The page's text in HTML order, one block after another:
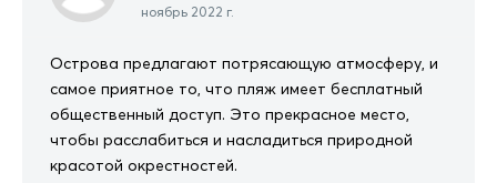
ноябрь 2022 г.
Острова предлагают потрясающую атмосферу, и
самое приятное то, что пляж имеет бесплатный
общественный доступ. Это прекрасное место,
чтобы расслабиться и насладиться природной
красотой окрестностей.